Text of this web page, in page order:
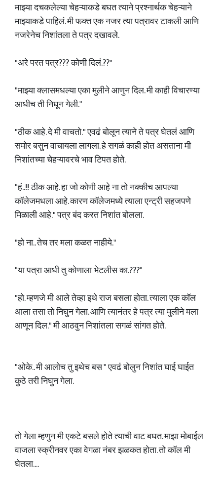
माझ्या दचकलेल्या चेहऱ्याकडे बघत त्याने प्रश्नार्थक चेहऱ्याने
माझ्याकडे पाहिलं. मी फक्त एक नजर त्या पत्रावर टाकली आणि
नजरेनेच निशांतला ते पत्र दखावले.
"अरे परत पत्र??? कोणी दिलं.??"
"माझ्या क्लासमधल्या एका मुलीने आणुन दिल. मी काही विचारण्या
आधीच ती निघून गेली."
"ठीक आहे. दे मी वाचतो." एवढं बोलून त्याने ते पत्र घेतलं आणि
समोर बसुन वाचायला लागला. हे सगळं काही होत असताना मी
निशांतच्या चेहऱ्यावरचे भाव टिपत होते.
"हं..!! ठीक आहे. हा जो कोणी आहे ना तो नक्कीच आपल्या
कॉलेजमधला आहे. कारण कॉलेजमध्ये त्याला एन्ट्री सहजपणे
मिळाली आहे." पत्र बंद करत निशांत बोलला.
"हो ना.. तेच तर मला कळत नाहीये."
"या पत्रा आधी तु कोणाला भेटलीस का.???"
"हो. म्हणजे मी आले तेव्हा इथे राज बसला होता. त्याला एक कॉल
आला तसा तो निघुन गेला. आणि त्यानंतर हे पत्र त्या मुलीने मला
आणून दिल." मी आठवुन निशांतला सगळं सांगत होते.
"ओके.. मी आलोच तु इथेच बस " एवढं बोलुन निशांत घाई घाईत
कुठे तरी निघुन गेला.
तो गेला म्हणुन मी एकटे बसले होते त्याची वाट बघत. माझा मोबाईल
वाजला स्क्रीनवर एका वेगळा नंबर झळकत होता. तो कॉल मी
घेतला....